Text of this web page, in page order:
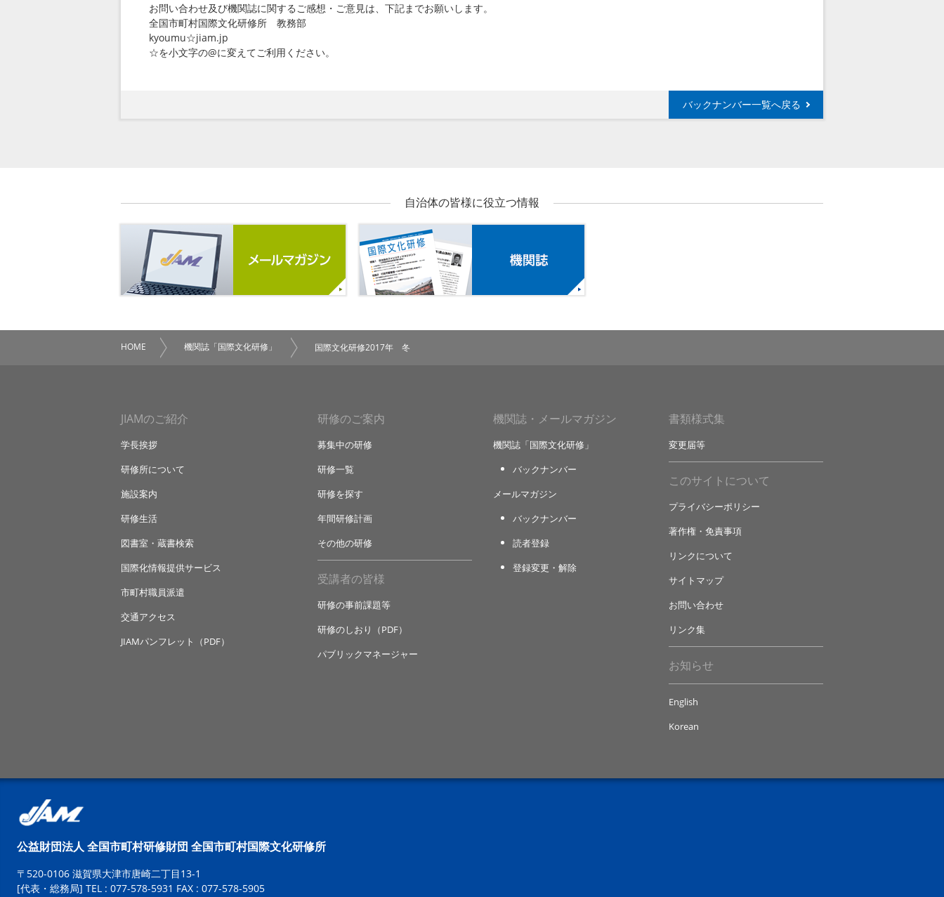
お問い合わせ及び機関誌に関するご感想・ご意見は、下記までお願いします。
全国市町村国際文化研修所 教務部
kyoumu☆jiam.jp
☆を小文字の@に変えてご利用ください。
バックナンバー一覧へ戻る
自治体の皆様に役立つ情報
メールマガジン
HOME 機関誌「国際文化研修」 国際文化研修2017年 冬
JIAMのご紹介
学長挨拶
研修所について
施設案内
研修生活
図書室・蔵書検索
国際化情報提供サービス
市町村職員派遣
交通アクセス
JIAMパンフレット（PDF）
研修のご案内
募集中の研修
研修一覧
研修を探す
年間研修計画
その他の研修
受講者の皆様
研修の事前課題等
研修のしおり（PDF）
パブリックマネージャー
機関誌・メールマガジン
機関誌「国際文化研修」
バックナンバー
メールマガジン
バックナンバー
読者登録
登録変更・解除
書類様式集
変更届等
このサイトについて
プライバシーポリシー
著作権・免責事項
リンクについて
サイトマップ
お問い合わせ
リンク集
お知らせ
English
Korean
公益財団法人 全国市町村研修財団 全国市町村国際文化研修所
〒520-0106 滋賀県大津市唐崎二丁目13-1
[代表・総務局] TEL : 077-578-5931 FAX : 077-578-5905